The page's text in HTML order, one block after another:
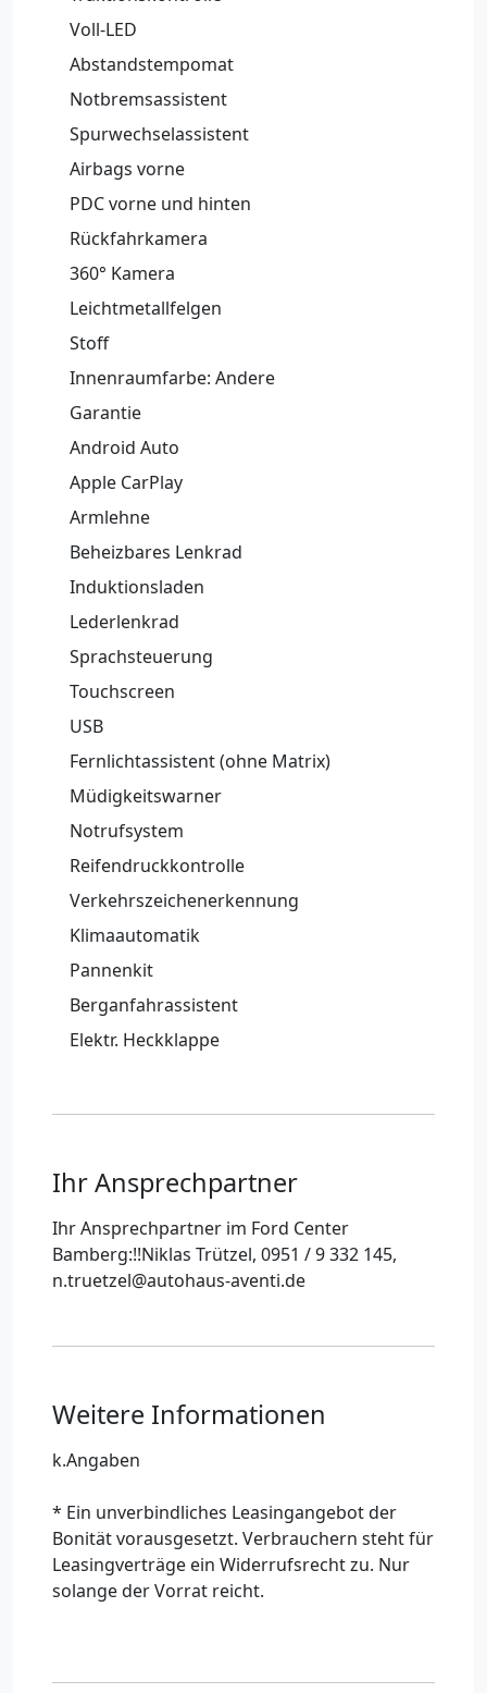
Voll-LED
Abstandstempomat
Notbremsassistent
Spurwechselassistent
Airbags vorne
PDC vorne und hinten
Rückfahrkamera
360° Kamera
Leichtmetallfelgen
Stoff
Innenraumfarbe: Andere
Garantie
Android Auto
Apple CarPlay
Armlehne
Beheizbares Lenkrad
Induktionsladen
Lederlenkrad
Sprachsteuerung
Touchscreen
USB
Fernlichtassistent (ohne Matrix)
Müdigkeitswarner
Notrufsystem
Reifendruckkontrolle
Verkehrszeichenerkennung
Klimaautomatik
Pannenkit
Berganfahrassistent
Elektr. Heckklappe
Ihr Ansprechpartner
Ihr Ansprechpartner im Ford Center
Bamberg:!!Niklas Trützel, 0951 / 9 332 145,
n.truetzel@autohaus-aventi.de
Weitere Informationen
k.Angaben
* Ein unverbindliches Leasingangebot der
Bonität vorausgesetzt. Verbrauchern steht für
Leasingverträge ein Widerrufsrecht zu. Nur
solange der Vorrat reicht.